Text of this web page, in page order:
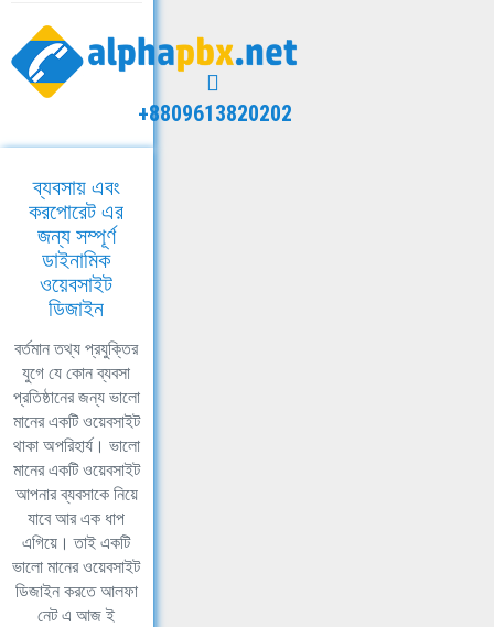
+8809613820202
ব্যবসায় এবং
করপোরেট এর
জন্য সম্পূর্ণ
ডাইনামিক
ওয়েবসাইট
ডিজাইন
বর্তমান তথ্য প্রযুক্তির
যুগে যে কোন ব্যবসা
প্রতিষ্ঠানের জন্য ভালো
মানের একটি ওয়েবসাইট
থাকা অপরিহার্য। ভালো
মানের একটি ওয়েবসাইট
আপনার ব্যবসাকে নিয়ে
যাবে আর এক ধাপ
এগিয়ে। তাই একটি
ভালো মানের ওয়েবসাইট
ডিজাইন করতে আলফা
নেট এ আজ ই